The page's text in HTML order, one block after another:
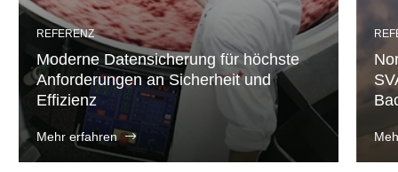
REFERENZ
Moderne Datensicherung für höchste
Anforderungen an Sicherheit und
Effizienz
Mehr erfahren